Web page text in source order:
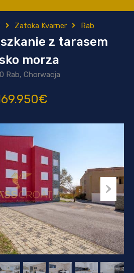
Zatoka Kvarner Rab
z tarasem
morza
Rab, Chorwacja